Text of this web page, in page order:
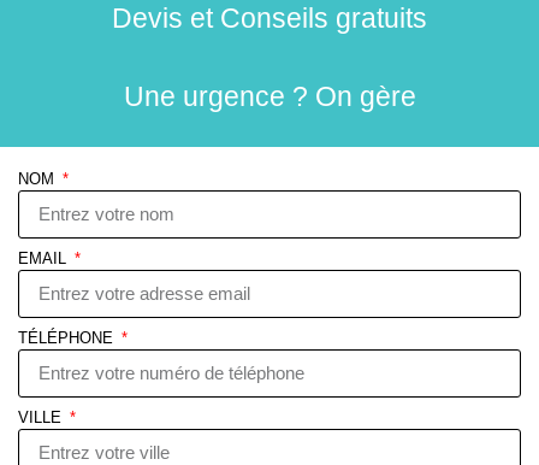
Devis et Conseils gratuits
Une urgence ? On gère
NOM
EMAIL
TÉLÉPHONE
VILLE